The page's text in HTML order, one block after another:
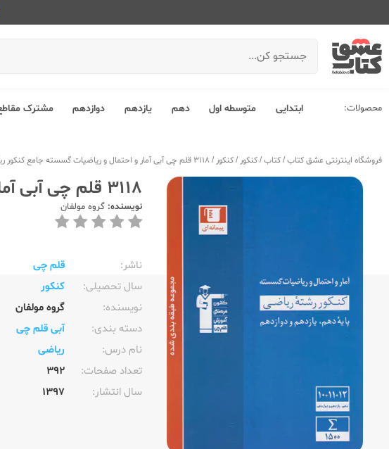
محصولات: ابتدایی متوسطه اول دهم یازدهم دوازدهم مشترک
فروشگاه اینترنتی عشق کتاب/کتاب/کنکور /کنکور /3118 قلم چی آبی آمار و احتمال و ریاضیات گسسته جامع کنکور ریاضی
3118 قلم چی آبی آمار و احتمال و ریاضیات گسسته جامع کنکور ریاضی
نویسنده: گروه مولفان
ناشر:‌
قلم چی
سال تحصیلی:‌
کنکور
نویسنده:‌
گروه مولفان
دسته بندی:
آبی قلم چی
نام درس:
ریاضی
تعداد صفحات:‌
392
سال انتشار:‌
1397